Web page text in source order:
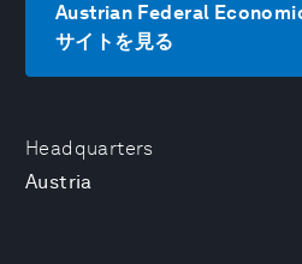
Headquarters
Austria
Austrian Federal
サイトを見る